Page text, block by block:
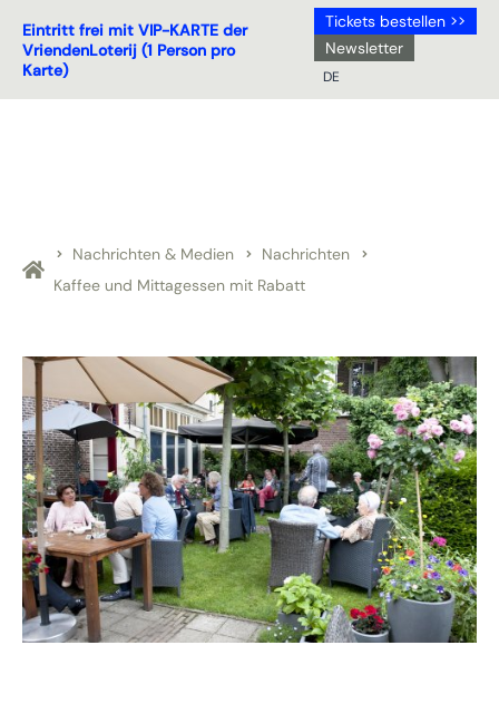
Eintritt frei mit VIP-KARTE der
VriendenLoterij (1 Person pro
Karte)
Tickets bestellen >>
Newsletter
DE
Nachrichten & Medien
Nachrichten
Kaffee und Mittagessen mit Rabatt